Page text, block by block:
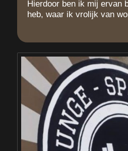
Hierdoor ben ik mij ervan
heb, waar ik vrolijk van